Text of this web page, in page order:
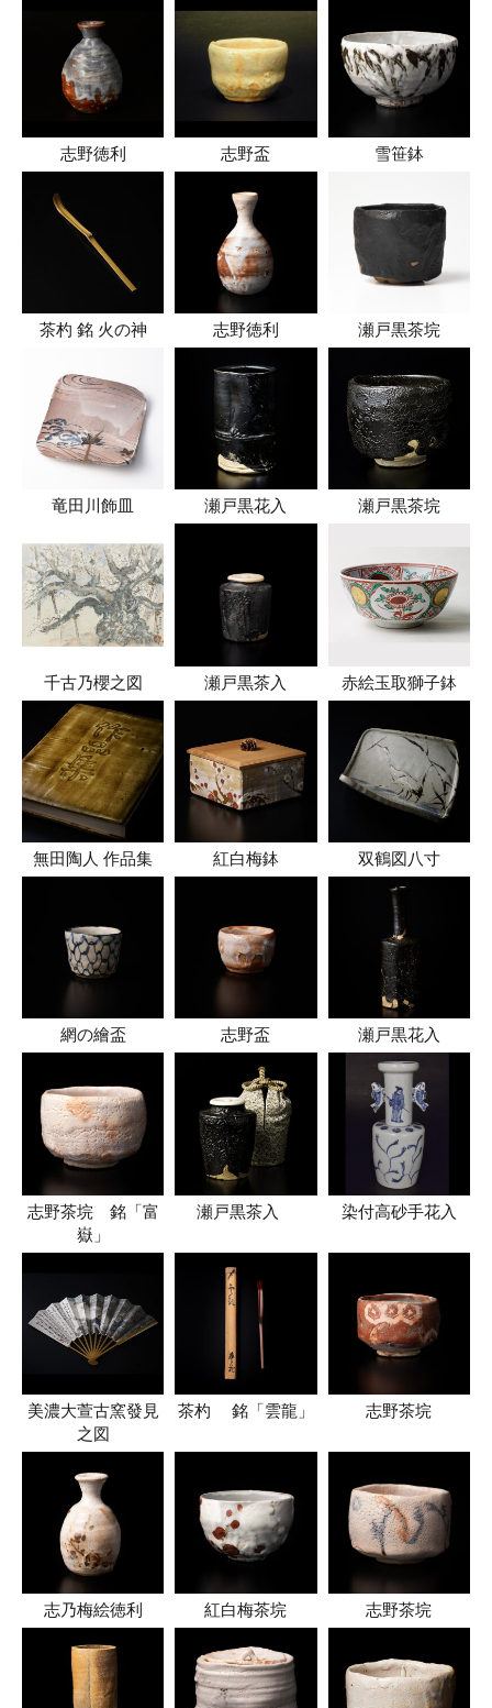
志野徳利 志野盃 雪笹鉢
茶杓 銘 火の神 志野徳利 瀬戸黒茶垸
竜田川飾皿 瀬戸黒花入 瀬戸黒茶垸
千古乃櫻之図 瀬戸黒茶入 赤絵玉取獅子鉢
無田陶人 作品集 紅白梅鉢 双鶴図八寸
網の繪盃 志野盃 瀬戸黒花入
志野茶垸 銘「富
嶽」
瀬戸黒茶入 染付高砂手花入
美濃大萱古窯發見
之図
茶杓 銘「雲龍」 志野茶垸
志乃梅絵徳利 紅白梅茶垸 志野茶垸